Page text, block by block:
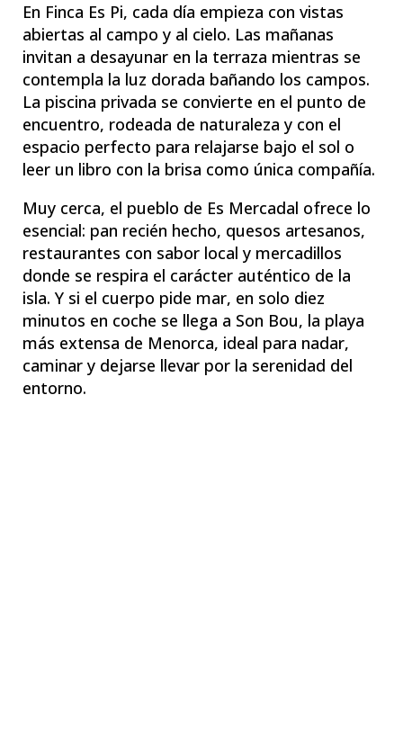
En Finca Es Pi, cada día empieza con vistas
abiertas al campo y al cielo. Las mañanas
invitan a desayunar en la terraza mientras se
contempla la luz dorada bañando los campos.
La piscina privada se convierte en el punto de
encuentro, rodeada de naturaleza y con el
espacio perfecto para relajarse bajo el sol o
leer un libro con la brisa como única compañía.
Muy cerca, el pueblo de Es Mercadal ofrece lo
esencial: pan recién hecho, quesos artesanos,
restaurantes con sabor local y mercadillos
donde se respira el carácter auténtico de la
isla. Y si el cuerpo pide mar, en solo diez
minutos en coche se llega a Son Bou, la playa
más extensa de Menorca, ideal para nadar,
caminar y dejarse llevar por la serenidad del
entorno.